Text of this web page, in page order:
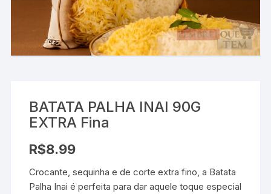
BATATA PALHA INAI 90G
EXTRA Fina
R$8.99
Crocante, sequinha e de corte extra fino, a Batata
Palha Inai é perfeita para dar aquele toque especial